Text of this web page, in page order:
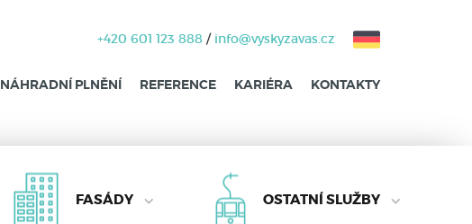
+420 601 123 888 / info@vyskyzavas.cz
NÁHRADNÍ PLNĚNÍ REFERENCE KARIÉRA KONTAKTY
FASÁDY OSTATNÍ SLUŽBY